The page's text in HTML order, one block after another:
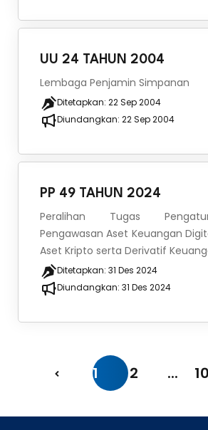
UU 24 TAHUN 2004
Lembaga Penjamin Simpanan
Ditetapkan: 22 Sep 2004
Diundangkan: 22 Sep 2004
PP 49 TAHUN 2024
Peralihan Tugas
Pengawasan Aset Keuangan
Aset Kripto serta Derivatif
Ditetapkan: 31 Des 2024
Diundangkan: 31 Des 2024
1 2 ...